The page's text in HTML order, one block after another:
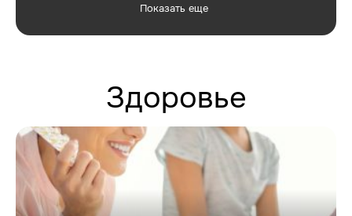
Показать еще
Здоровье